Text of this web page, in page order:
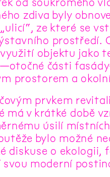
zdiva byly
ze které se
prostředí.
objektu jako
části
prostorem a
prvkem
má v krátké době
úsilí
bylo možné
diskuse o
svou moderní